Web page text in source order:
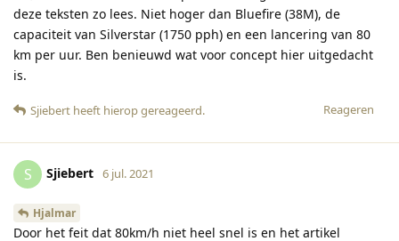
deze teksten zo lees. Niet hoger dan Bluefire (38M), de
capaciteit van Silverstar (1750 pph) en een lancering van 80
km per uur. Ben benieuwd wat voor concept hier uitgedacht
is.
Reageren
Sjiebert heeft hierop gereageerd.
S Sjiebert 6 jul. 2021
Hjalmar
Door het feit dat 80km/h niet heel snel is en het artikel